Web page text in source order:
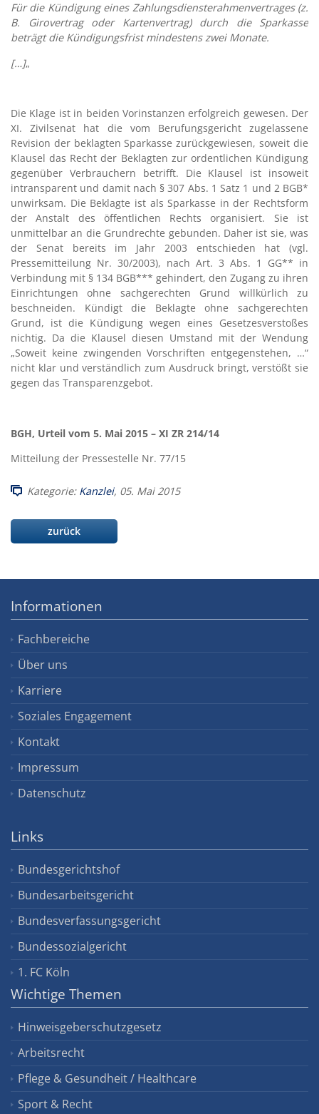
Für die Kündigung eines Zahlungsdiensterahmenvertrages (z.
B. Girovertrag oder Kartenvertrag) durch die Sparkasse
beträgt die Kündigungsfrist mindestens zwei Monate.
[…]„
Die Klage ist in beiden Vorinstanzen erfolgreich gewesen. Der
XI. Zivilsenat hat die vom Berufungsgericht zugelassene
Revision der beklagten Sparkasse zurückgewiesen, soweit die
Klausel das Recht der Beklagten zur ordentlichen Kündigung
gegenüber Verbrauchern betrifft. Die Klausel ist insoweit
intransparent und damit nach § 307 Abs. 1 Satz 1 und 2 BGB*
unwirksam. Die Beklagte ist als Sparkasse in der Rechtsform
der Anstalt des öffentlichen Rechts organisiert. Sie ist
unmittelbar an die Grundrechte gebunden. Daher ist sie, was
der Senat bereits im Jahr 2003 entschieden hat (vgl.
Pressemitteilung Nr. 30/2003), nach Art. 3 Abs. 1 GG** in
Verbindung mit § 134 BGB*** gehindert, den Zugang zu ihren
Einrichtungen ohne sachgerechten Grund willkürlich zu
beschneiden. Kündigt die Beklagte ohne sachgerechten
Grund, ist die Kündigung wegen eines Gesetzesverstoßes
nichtig. Da die Klausel diesen Umstand mit der Wendung
„Soweit keine zwingenden Vorschriften entgegenstehen, …“
nicht klar und verständlich zum Ausdruck bringt, verstößt sie
gegen das Transparenzgebot.
BGH, Urteil vom 5. Mai 2015 – XI ZR 214/14
Mitteilung der Pressestelle Nr. 77/15
Kategorie: Kanzlei, 05. Mai 2015
zurück
Informationen
Fachbereiche
Über uns
Karriere
Soziales Engagement
Kontakt
Impressum
Datenschutz
Links
Bundesgerichtshof
Bundesarbeitsgericht
Bundesverfassungsgericht
Bundessozialgericht
1. FC Köln
Wichtige Themen
Hinweisgeberschutzgesetz
Arbeitsrecht
Pflege & Gesundheit / Healthcare
Sport & Recht